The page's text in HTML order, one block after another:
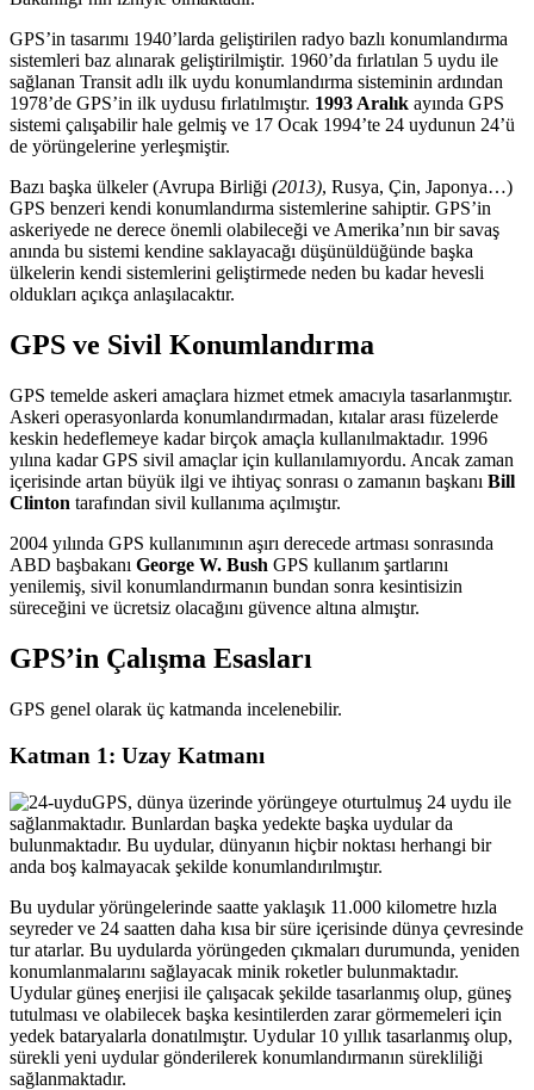
GPS’in tasarımı 1940’larda geliştirilen radyo bazlı konumlandırma
sistemleri baz alınarak geliştirilmiştir. 1960’da fırlatılan 5 uydu ile
sağlanan Transit adlı ilk uydu konumlandırma sisteminin ardından
1978’de GPS’in ilk uydusu fırlatılmıştır. 1993 Aralık ayında GPS
sistemi çalışabilir hale gelmiş ve 17 Ocak 1994’te 24 uydunun 24’ü
de yörüngelerine yerleşmiştir.
Bazı başka ülkeler (Avrupa Birliği (2013), Rusya, Çin, Japonya…)
GPS benzeri kendi konumlandırma sistemlerine sahiptir. GPS’in
askeriyede ne derece önemli olabileceği ve Amerika’nın bir savaş
anında bu sistemi kendine saklayacağı düşünüldüğünde başka
ülkelerin kendi sistemlerini geliştirmede neden bu kadar hevesli
oldukları açıkça anlaşılacaktır.
GPS ve Sivil Konumlandırma
GPS temelde askeri amaçlara hizmet etmek amacıyla tasarlanmıştır.
Askeri operasyonlarda konumlandırmadan, kıtalar arası füzelerde
keskin hedeflemeye kadar birçok amaçla kullanılmaktadır. 1996
yılına kadar GPS sivil amaçlar için kullanılamıyordu. Ancak zaman
içerisinde artan büyük ilgi ve ihtiyaç sonrası o zamanın başkanı Bill
Clinton tarafından sivil kullanıma açılmıştır.
2004 yılında GPS kullanımının aşırı derecede artması sonrasında
ABD başbakanı George W. Bush GPS kullanım şartlarını
yenilemiş, sivil konumlandırmanın bundan sonra kesintisizin
süreceğini ve ücretsiz olacağını güvence altına almıştır.
GPS’in Çalışma Esasları
GPS genel olarak üç katmanda incelenebilir.
Katman 1: Uzay Katmanı
GPS, dünya üzerinde yörüngeye oturtulmuş 24 uydu ile
sağlanmaktadır. Bunlardan başka yedekte başka uydular da
bulunmaktadır. Bu uydular, dünyanın hiçbir noktası herhangi bir
anda boş kalmayacak şekilde konumlandırılmıştır.
Bu uydular yörüngelerinde saatte yaklaşık 11.000 kilometre hızla
seyreder ve 24 saatten daha kısa bir süre içerisinde dünya çevresinde
tur atarlar. Bu uydularda yörüngeden çıkmaları durumunda, yeniden
konumlanmalarını sağlayacak minik roketler bulunmaktadır.
Uydular güneş enerjisi ile çalışacak şekilde tasarlanmış olup, güneş
tutulması ve olabilecek başka kesintilerden zarar görmemeleri için
yedek bataryalarla donatılmıştır. Uydular 10 yıllık tasarlanmış olup,
sürekli yeni uydular gönderilerek konumlandırmanın sürekliliği
sağlanmaktadır.